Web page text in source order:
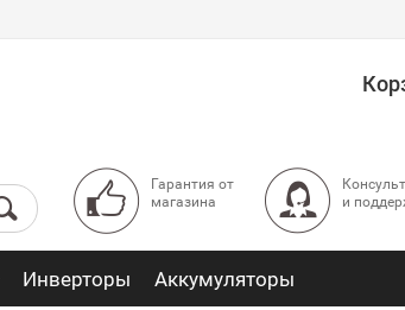
Гарантия от
магазина
и
Инверторы Аккумуляторы